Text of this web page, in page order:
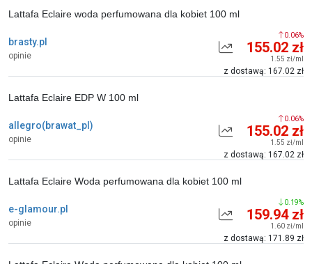
brasty.pl
opinie
Lattafa Eclaire woda perfumowana dla kobiet 100 ml
155.02 zł
1.55 zł/ml
z dostawą: 167.02 zł
0.06%
allegro(brawat_pl)
opinie
Lattafa Eclaire EDP W 100 ml
155.02 zł
1.55 zł/ml
z dostawą: 167.02 zł
0.06%
e-glamour.pl
opinie
Lattafa Eclaire Woda perfumowana dla kobiet 100 ml
159.94 zł
1.60 zł/ml
z dostawą: 171.89 zł
0.19%